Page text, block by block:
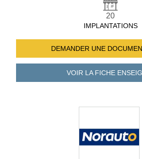
20
IMPLANTATIONS
DEMANDER UNE
VOIR LA FICHE